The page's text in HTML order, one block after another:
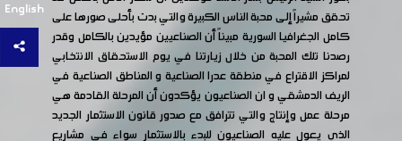
English تحقق مشيراً إلى محبة الناس الكبيرة والتي بدت بأحلى صورها على
كامل الجغرافيا السورية مبيناً أن الصناعيين مؤيدين بالكامل وقدر
رصدنا تلك المحبة من خلال زيارتنا في يوم الاستحقاق الانتخابي
لمراكز الاقتراع في منطقة عدرا الصناعية و المناطق الصناعية في
الريف الدمشقي و ان الصناعيون يؤكدون أن المرحلة القادمة هي
مرحلة عمل وإنتاج والتي تترافق مع صدور قانون الاستثمار الجديد
الذي يعول عليه الصناعيون للبدء بالاستثمار سواء في مشاريع